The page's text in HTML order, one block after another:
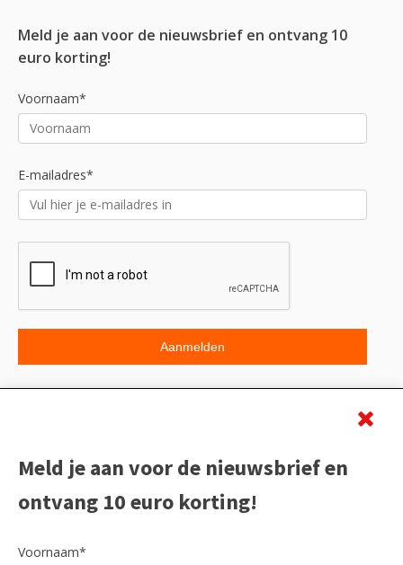
Meld je aan voor de nieuwsbrief en ontvang 10
euro korting!
Voornaam*
E-mailadres*
Meld je aan voor de nieuwsbrief en
ontvang 10 euro korting!
Voornaam*